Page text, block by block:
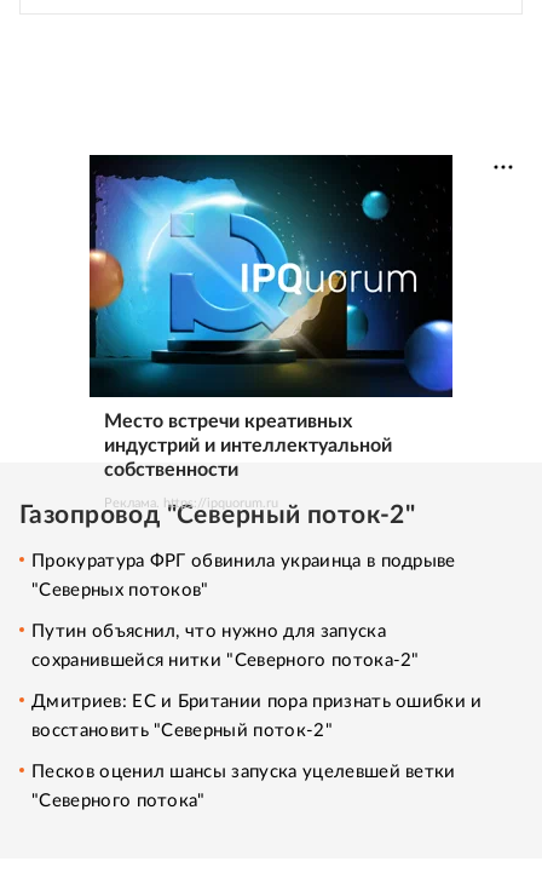
Место встречи креативных
индустрий и интеллектуальной
собственности
Реклама. https://ipquorum.ru
Газопровод "Северный поток-2"
Прокуратура ФРГ обвинила украинца в подрыве
"Северных потоков"
Путин объяснил, что нужно для запуска
сохранившейся нитки "Северного потока-2"
Дмитриев: ЕС и Британии пора признать ошибки и
восстановить "Северный поток-2"
Песков оценил шансы запуска уцелевшей ветки
"Северного потока"